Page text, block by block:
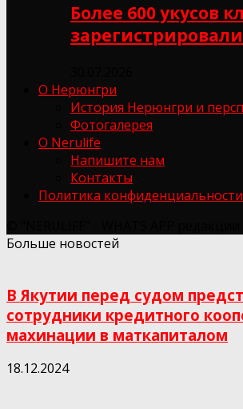
Более 600 укусов
О Нерюнгри
История Нерюнгри и
Фотогалерея
О Nerulife
Напишите нам
Контакты
Политика конфиденциальности
Больше новостей
В Якутии перед судом
сотрудники кредитного
махинации в маткапиталом
18.12.2024